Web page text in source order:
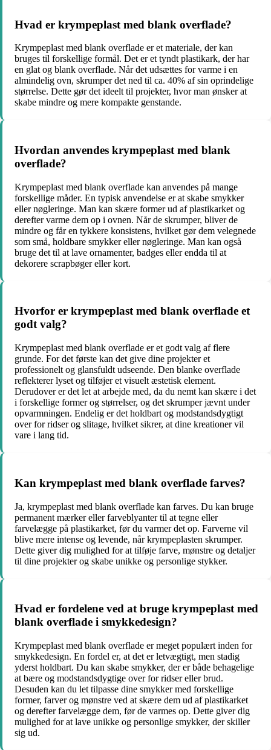
Hvad er krympeplast med blank overflade?
Krympeplast med blank overflade er et materiale, der kan
bruges til forskellige formål. Det er et tyndt plastikark, der har
en glat og blank overflade. Når det udsættes for varme i en
almindelig ovn, skrumper det ned til ca. 40% af sin oprindelige
størrelse. Dette gør det ideelt til projekter, hvor man ønsker at
skabe mindre og mere kompakte genstande.
Hvordan anvendes krympeplast med blank
overflade?
Krympeplast med blank overflade kan anvendes på mange
forskellige måder. En typisk anvendelse er at skabe smykker
eller nøgleringe. Man kan skære former ud af plastikarket og
derefter varme dem op i ovnen. Når de skrumper, bliver de
mindre og får en tykkere konsistens, hvilket gør dem velegnede
som små, holdbare smykker eller nøgleringe. Man kan også
bruge det til at lave ornamenter, badges eller endda til at
dekorere scrapbøger eller kort.
Hvorfor er krympeplast med blank overflade et
godt valg?
Krympeplast med blank overflade er et godt valg af flere
grunde. For det første kan det give dine projekter et
professionelt og glansfuldt udseende. Den blanke overflade
reflekterer lyset og tilføjer et visuelt æstetisk element.
Derudover er det let at arbejde med, da du nemt kan skære i det
i forskellige former og størrelser, og det skrumper jævnt under
opvarmningen. Endelig er det holdbart og modstandsdygtigt
over for ridser og slitage, hvilket sikrer, at dine kreationer vil
vare i lang tid.
Kan krympeplast med blank overflade farves?
Ja, krympeplast med blank overflade kan farves. Du kan bruge
permanent mærker eller farveblyanter til at tegne eller
farvelægge på plastikarket, før du varmer det op. Farverne vil
blive mere intense og levende, når krympeplasten skrumper.
Dette giver dig mulighed for at tilføje farve, mønstre og detaljer
til dine projekter og skabe unikke og personlige stykker.
Hvad er fordelene ved at bruge krympeplast med
blank overflade i smykkedesign?
Krympeplast med blank overflade er meget populært inden for
smykkedesign. En fordel er, at det er letvægtigt, men stadig
yderst holdbart. Du kan skabe smykker, der er både behagelige
at bære og modstandsdygtige over for ridser eller brud.
Desuden kan du let tilpasse dine smykker med forskellige
former, farver og mønstre ved at skære dem ud af plastikarket
og derefter farvelægge dem, før de varmes op. Dette giver dig
mulighed for at lave unikke og personlige smykker, der skiller
sig ud.